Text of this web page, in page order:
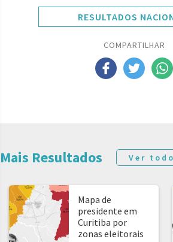
RESULTADOS
COMPARTILHAR
Mais Resultados Ver
Mapa de
presidente em
Curitiba por
zonas eleitorais